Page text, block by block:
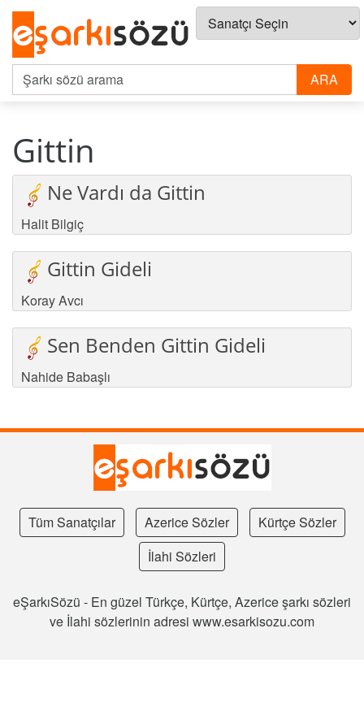
Gittin
Ne Vardı da Gittin
Halit Bilgiç
Gittin Gideli
Koray Avcı
Sen Benden Gittin Gideli
Nahide Babaşlı
Tüm Sanatçılar Azerice Sözler
Kürtçe Sözler
İlahi Sözleri
eŞarkıSözü - En güzel Türkçe, Kürtçe, Azerice şarkı sözleri
ve İlahi sözlerinin adresi www.esarkisozu.com